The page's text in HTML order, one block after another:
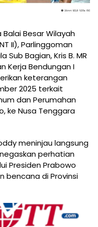
Besar Wilayah
II), Parlinggoman
Bagian, Kris B. MR
Kerja Bendungan I
keterangan
2025 terkait
dan Perumahan
ke Nusa Tenggara
meninjau langsung
perhatian
Presiden Prabowo
bencana di Provinsi